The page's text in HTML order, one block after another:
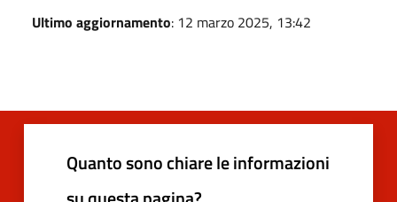
Ultimo aggiornamento: 12 marzo 2025, 13:42
Quanto sono chiare le informazioni